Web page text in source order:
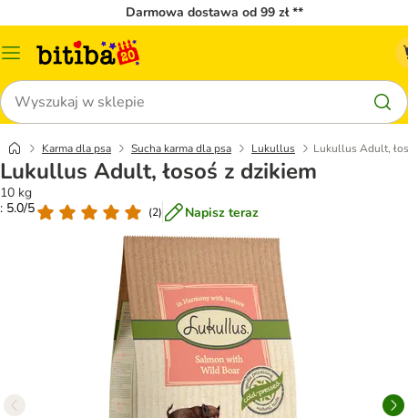
Darmowa dostawa od 99 zł **
Menu
Szukaj
Karma dla psa Sucha karma dla psa Lukullus Lukullus Adult,
Lukullus Adult, łosoś z dzikiem
10 kg
: 5.0/5
(2) Napisz teraz